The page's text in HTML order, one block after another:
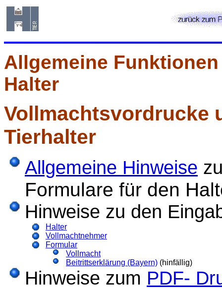
Allgemeine
Halter
Vollmachtsvordrucke
Tierhalter
Allgemeine Hinweise
Formulare für den
Hinweise zu den
Halter
Vollmachtnehmer
Formular
Vollmacht
Beitrittserklärung (Bayern) (hinfällig)
Hinweise zum PDF-